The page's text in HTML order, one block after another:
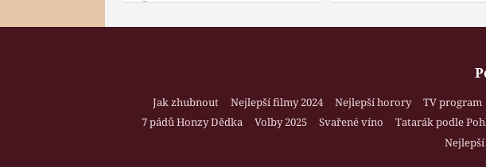
Jak zhubnout Nejlepší filmy 2024 Nejlepší horory TV program
7 pádů Honzy Dědka
Volby 2025 Svařené víno Tatarák podle